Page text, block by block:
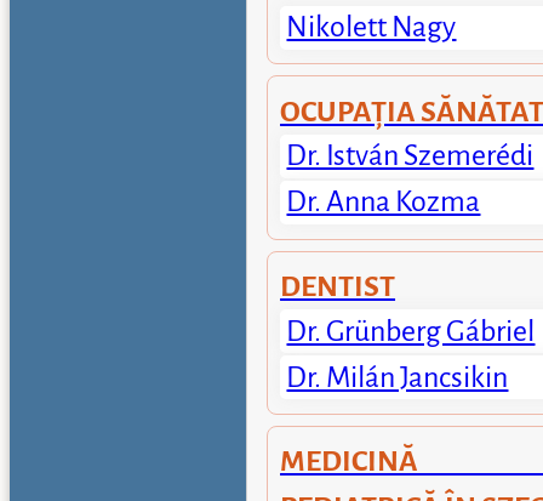
Nikolett Nagy
OCUPAȚIA
Dr. István Szemerédi
Dr. Anna Kozma
DENTIST
Dr. Grünberg Gábriel
Dr. Milán Jancsikin
MEDICINĂ